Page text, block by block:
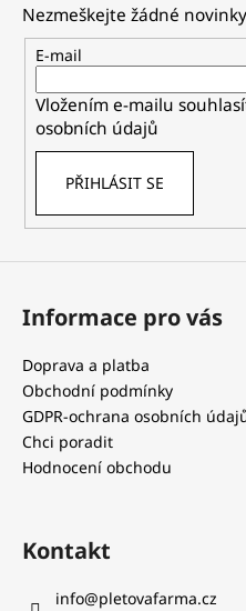
Nezmeškejte žádné
E-mail
Vložením e-mailu
osobních údajů
PŘIHLÁSIT SE
Informace pro vás
Doprava a platba
Obchodní podmínky
GDPR-ochrana osobních
Chci poradit
Hodnocení obchodu
Kontakt
info@pletovafarma.cz